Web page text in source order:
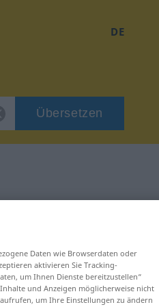
DE
Übersetzen
Daten wie Browserdaten oder
aktivieren Sie Tracking-
um Ihnen Dienste bereitzustellen“
und Anzeigen möglicherweise nicht
um Ihre Einstellungen zu ändern